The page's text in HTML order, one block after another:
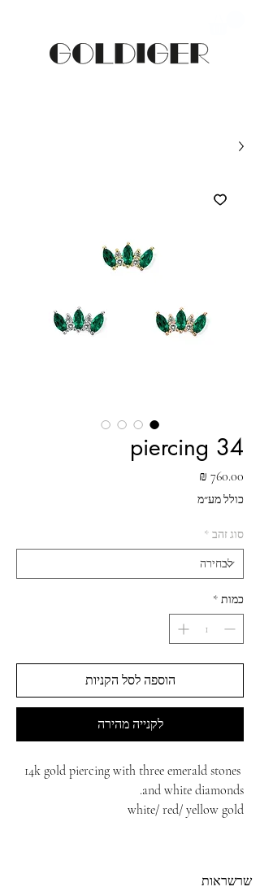
piercing 34
כולל מע״מ
סוג זהב *
כמות *
הוספה לסל הקניות
לקנייה מהירה
14k gold piercing with three emerald stones
and white diamonds.
white/ red/ yellow gold
שרשראות